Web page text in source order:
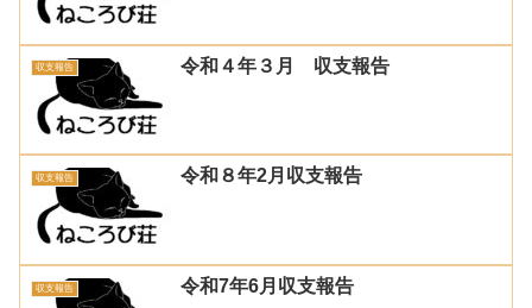
収支報告 令和４年３月 収支報告
収支報告 令和８年2月収支報告
収支報告 令和7年6月収支報告